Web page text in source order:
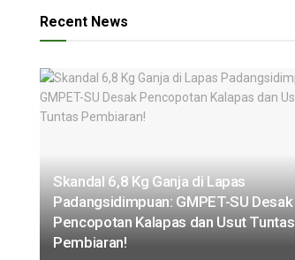
Recent News
Skandal 6,8 Kg Ganja di Lapas
Padangsidimpuan: GMPET-SU Desak
Pencopotan Kalapas dan Usut Tuntas
Pembiaran!